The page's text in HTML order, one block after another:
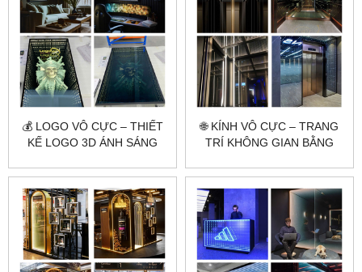
💰 LOGO VÔ CỰC – THIẾT
KẾ LOGO 3D ÁNH SÁNG
NHÌN
🌐 KÍNH VÔ CỰC – TRANG
TRÍ KHÔNG GIAN BẰNG